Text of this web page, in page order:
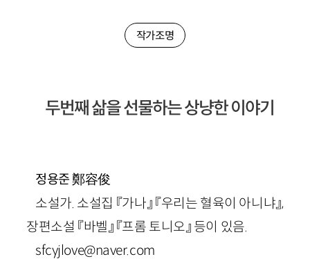
작가조명
두번째 삶을 선물하는 상냥한 이야기
정용준鄭容俊
소설가. 소설집 『가나』 『우리는 혈육이 아니냐』,
장편소설 『바벨』 『프롬 토니오』 등이 있음.
sfcyjlove@naver.com